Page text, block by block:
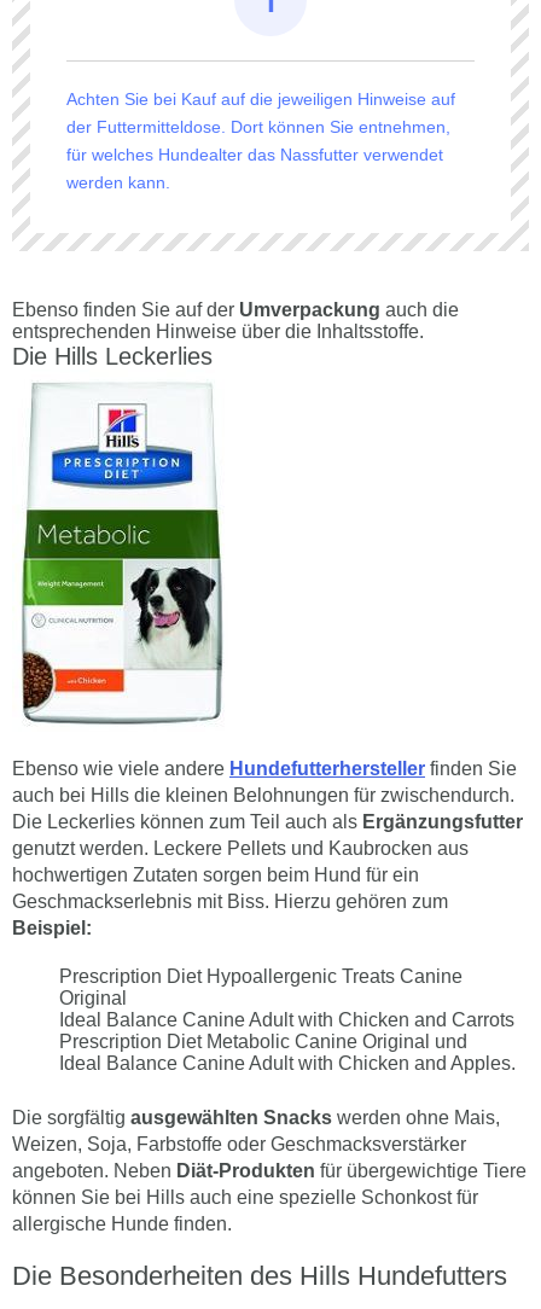
Achten Sie bei Kauf auf die jeweiligen Hinweise auf
der Futtermitteldose. Dort können Sie entnehmen,
für welches Hundealter das Nassfutter verwendet
werden kann.
Ebenso finden Sie auf der Umverpackung auch die
entsprechenden Hinweise über die Inhaltsstoffe.
Die Hills Leckerlies
Ebenso wie viele andere Hundefutterhersteller finden Sie
auch bei Hills die kleinen Belohnungen für zwischendurch.
Die Leckerlies können zum Teil auch als Ergänzungsfutter
genutzt werden. Leckere Pellets und Kaubrocken aus
hochwertigen Zutaten sorgen beim Hund für ein
Geschmackserlebnis mit Biss. Hierzu gehören zum
Beispiel:
Prescription Diet Hypoallergenic Treats Canine
Original
Ideal Balance Canine Adult with Chicken and Carrots
Prescription Diet Metabolic Canine Original und
Ideal Balance Canine Adult with Chicken and Apples.
Die sorgfältig ausgewählten Snacks werden ohne Mais,
Weizen, Soja, Farbstoffe oder Geschmacksverstärker
angeboten. Neben Diät-Produkten für übergewichtige Tiere
können Sie bei Hills auch eine spezielle Schonkost für
allergische Hunde finden.
Die Besonderheiten des Hills Hundefutters